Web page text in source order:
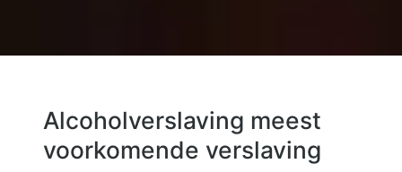
Alcoholverslaving meest
voorkomende verslaving